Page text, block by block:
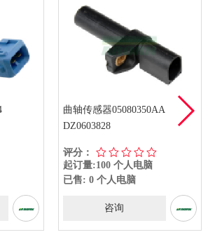
曲轴传感器05080350AA
DZ0603828
评分：
起订量:100 个人电脑
已售: 0 个人电脑
咨询